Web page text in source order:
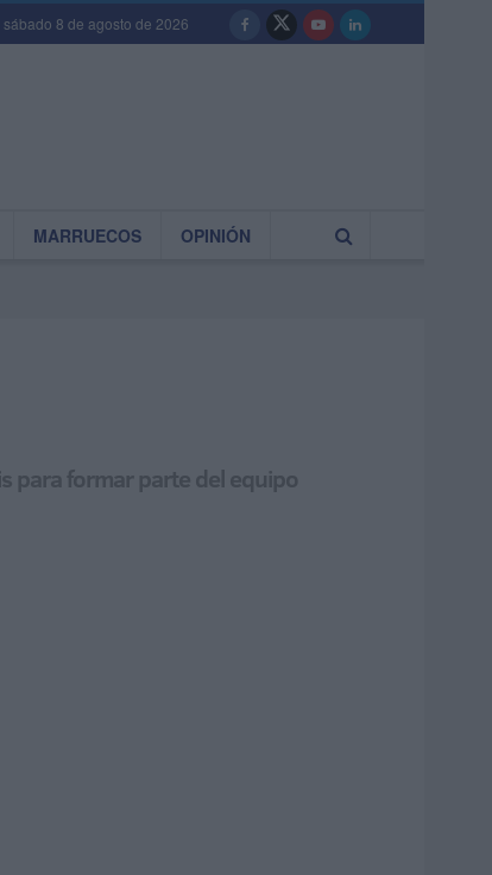
sábado 8 de agosto de 2026
MARRUECOS OPINIÓN
para formar parte del equipo